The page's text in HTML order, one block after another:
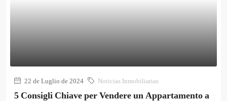
22 de Luglio de 2024 Noticias Inmobiliarias
5 Consigli Chiave per Vendere un Appartamento a